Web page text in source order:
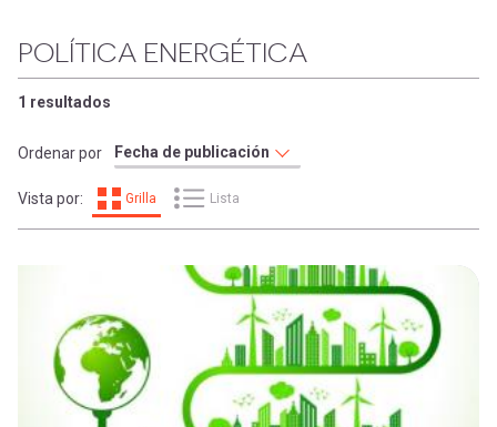
entrar
a
mi
Comunidad
Expand
Exploración
[Educarchile
Mobile]
Menú
sesión
Regístrate
enlaces
de
ayuda
a
navegación
POLÍTICA ENERGÉTICA
1 resultados
Ordenar por
Vista por: Grilla Lista
registrarte.